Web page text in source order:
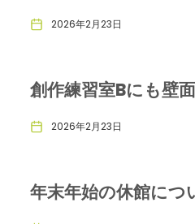
2026年2月23日
創作練習室Bにも壁
2026年2月23日
年末年始の休館につ